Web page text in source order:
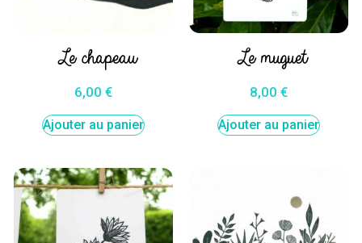
Le chapeau
6,00 €
Ajouter au panier
Le muguet
8,00 €
Ajouter au panier